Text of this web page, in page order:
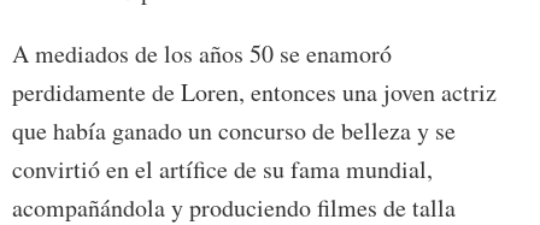
A mediados de los años 50 se enamoró
perdidamente de Loren, entonces una joven actriz
que había ganado un concurso de belleza y se
convirtió en el artífice de su fama mundial,
acompañándola y produciendo filmes de talla